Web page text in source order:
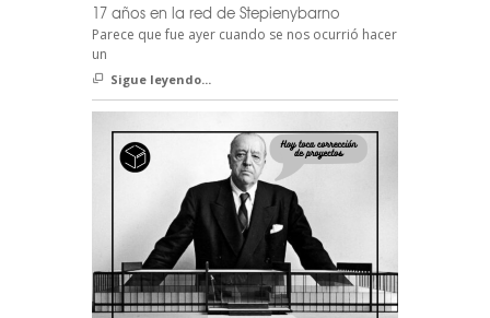
17 años en la red de Stepienybarno
Parece que fue ayer cuando se nos ocurrió hacer
un
Sigue leyendo...